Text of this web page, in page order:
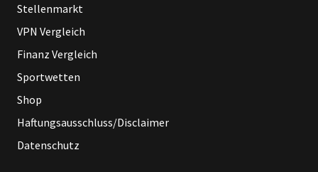
Stellenmarkt
VPN Vergleich
Finanz Vergleich
Sportwetten
Shop
Haftungsausschluss/Disclaimer
Datenschutz